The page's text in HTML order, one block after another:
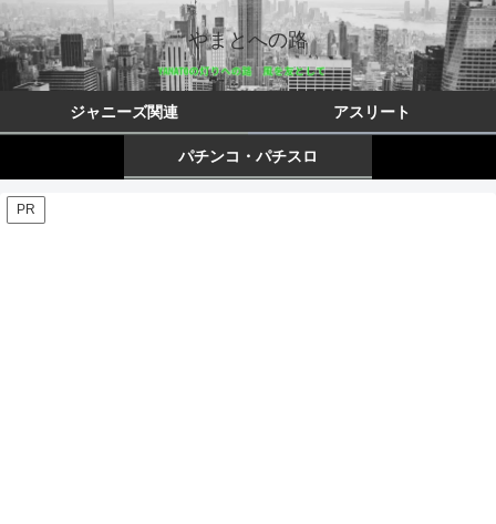
やまとへの路
ジャニーズ関連 アスリート
パチンコ・パチスロ
PR